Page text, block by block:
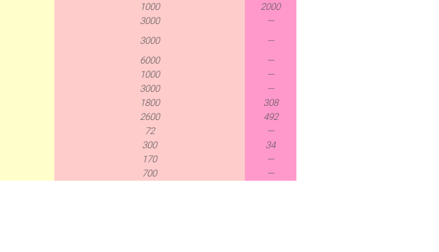
1000
2000
3000
—
3000
—
6000
—
1000
—
3000
—
1800
308
2600
492
72
—
300
34
170
—
700 —